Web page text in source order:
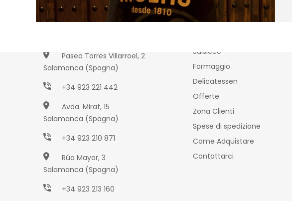
Paseo Torres Villarroel, 2
Salamanca (Spagna)
+34 923 221 442
Avda. Mirat, 15
Salamanca (Spagna)
+34 923 210 871
Rúa Mayor, 3
Salamanca (Spagna)
+34 923 213 160
Prodotti
Salsicce
Formaggio
Delicatessen
Offerte
Zona Clienti
Spese di spedizione
Come Adquistare
Contattarci